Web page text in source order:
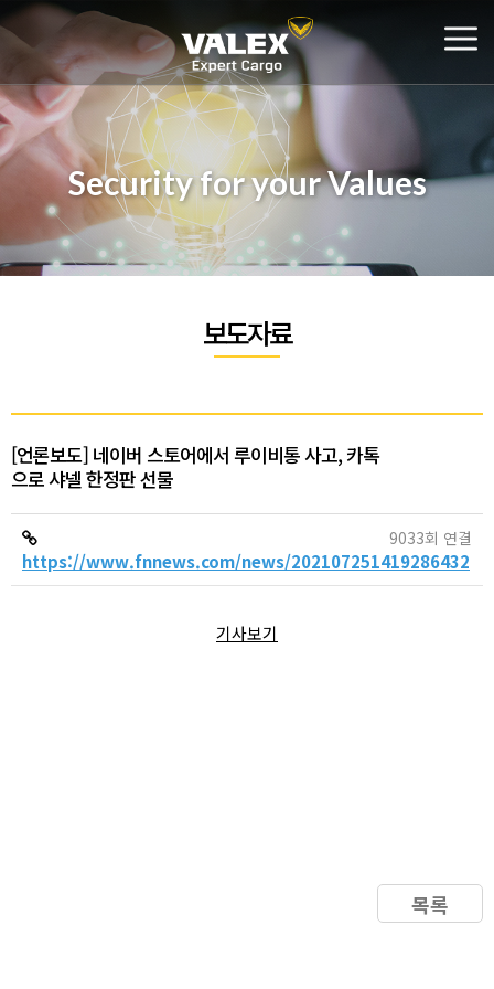
Security for your Values
보도자료
[언론보도] 네이버 스토어에서 루이비통 사고, 카톡
으로 샤넬 한정판 선물
https://www.fnnews.com/news/202107251419286432
9033회 연결
기사보기
목록